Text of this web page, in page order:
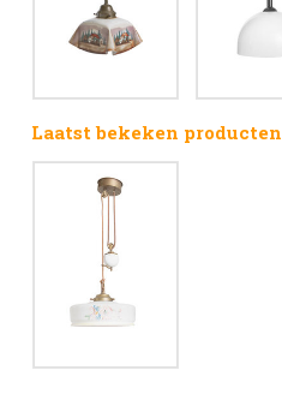
Laatst bekeken producten